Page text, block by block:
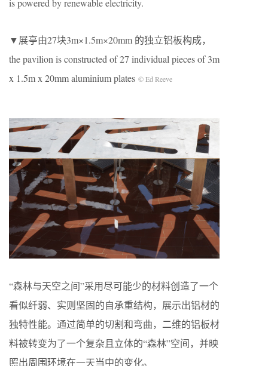
is powered by renewable electricity.
▼展亭由27块3m×1.5m×20mm 的独立铝板构成，
the pavilion is constructed of 27 individual pieces of 3m
x 1.5m x 20mm aluminium plates © Ed Reeve
“森林与天空之间”采用尽可能少的材料创造了一个
看似纤弱、实则坚固的自承重结构，展示出铝材的
独特性能。通过简单的切割和弯曲，二维的铝板材
料被转变为了一个复杂且立体的“森林”空间，并映
照出周围环境在一天当中的变化。